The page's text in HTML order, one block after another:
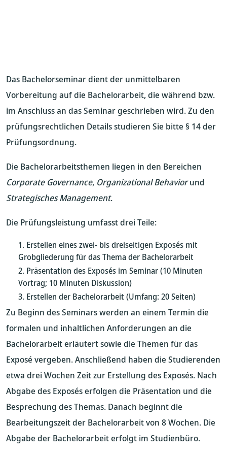
Das Bachelorseminar dient der unmittelbaren
Vorbereitung auf die Bachelorarbeit, die während bzw.
im Anschluss an das Seminar geschrieben wird. Zu den
prüfungsrechtlichen Details studieren Sie bitte § 14 der
Prüfungsordnung.
Die Bachelorarbeitsthemen liegen in den Bereichen
Corporate Governance, Organizational Behaviorund
Strategisches Management.
Die Prüfungsleistung umfasst drei Teile:
Erstellen eines zwei- bis dreiseitigen Exposés mit
Grobgliederung für das Thema der Bachelorarbeit
Präsentation des Exposés im Seminar (10 Minuten
Vortrag; 10 Minuten Diskussion)
Erstellen der Bachelorarbeit (Umfang: 20 Seiten)
Zu Beginn des Seminars werden an einem Termin die
formalen und inhaltlichen Anforderungen an die
Bachelorarbeit erläutert sowie die Themen für das
Exposé vergeben. Anschließend haben die Studierenden
etwa drei Wochen Zeit zur Erstellung des Exposés. Nach
Abgabe des Exposés erfolgen die Präsentation und die
Besprechung des Themas. Danach beginnt die
Bearbeitungszeit der Bachelorarbeit von 8 Wochen. Die
Abgabe der Bachelorarbeit erfolgt im Studienbüro.